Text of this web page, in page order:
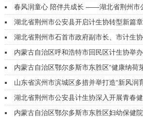
春风润童心 陪伴共成长 ——湖北省荆州市
光”系列亲子活动温暖启航
湖北省荆州市公安县开启计生协转型新篇章
湖北省荆州市石首市政府副市长、市计生
特殊家庭
内蒙古自治区呼和浩特市回民区计生协举
节”暖心活动
内蒙古自治区鄂尔多斯市东胜区“健康纳荷
山东省滨州市滨城区多措并举打造“新风润
化品牌湖北省荆州市公安县计生协深入开展青春
动
内蒙古自治区鄂尔多斯市东胜区妇幼保健